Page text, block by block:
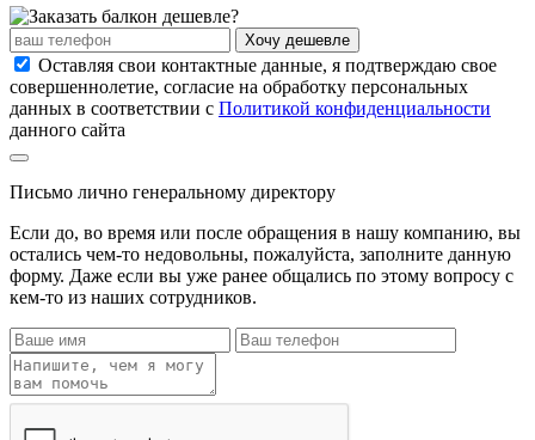
Хочу дешевле
Оставляя свои контактные данные, я подтверждаю свое
совершеннолетие, согласие на обработку персональных
данных в соответствии с Политикой конфиденциальности
данного сайта
Письмо лично генеральному директору
Если до, во время или после обращения в нашу компанию, вы
остались чем-то недовольны, пожалуйста, заполните данную
форму. Даже если вы уже ранее общались по этому вопросу с
кем-то из наших сотрудников.